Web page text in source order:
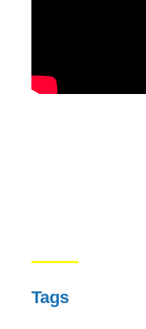
Tags